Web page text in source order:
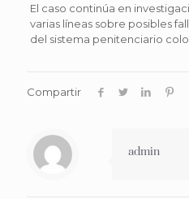
El caso continúa en
varias líneas sobre posibles
del sistema penitenciario
Compartir
admin